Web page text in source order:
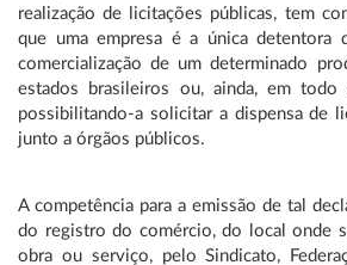
realização de licitações públicas, tem
que uma empresa é a única detentora
comercialização de um determinado
estados brasileiros ou, ainda, em
possibilitando-a solicitar a dispensa de
junto a órgãos públicos.
A competência para a emissão de tal
do registro do comércio, do local onde
obra ou serviço, pelo Sindicato,